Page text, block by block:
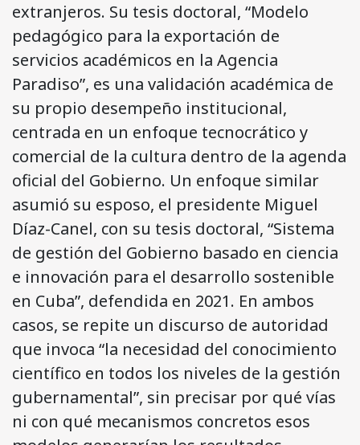
extranjeros. Su tesis doctoral, “Modelo
pedagógico para la exportación de
servicios académicos en la Agencia
Paradiso”, es una validación académica de
su propio desempeño institucional,
centrada en un enfoque tecnocrático y
comercial de la cultura dentro de la agenda
oficial del Gobierno. Un enfoque similar
asumió su esposo, el presidente Miguel
Díaz-Canel, con su tesis doctoral, “Sistema
de gestión del Gobierno basado en ciencia
e innovación para el desarrollo sostenible
en Cuba”, defendida en 2021. En ambos
casos, se repite un discurso de autoridad
que invoca “la necesidad del conocimiento
científico en todos los niveles de la gestión
gubernamental”, sin precisar por qué vías
ni con qué mecanismos concretos esos